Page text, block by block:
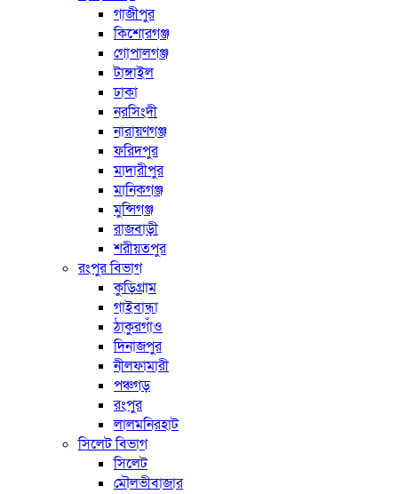
গাজীপুর
কিশোরগঞ্জ
গোপালগঞ্জ
টাঙ্গাইল
ঢাকা
নরসিংদী
নারায়ণগঞ্জ
ফরিদপুর
মাদারীপুর
মানিকগঞ্জ
মুন্সিগঞ্জ
রাজবাড়ী
শরীয়তপুর
রংপুর বিভাগ
কুড়িগ্রাম
গাইবান্ধা
ঠাকুরগাঁও
দিনাজপুর
নীলফামারী
পঞ্চগড়
রংপুর
লালমনিরহাট
সিলেট বিভাগ
সিলেট
মৌলভীবাজার